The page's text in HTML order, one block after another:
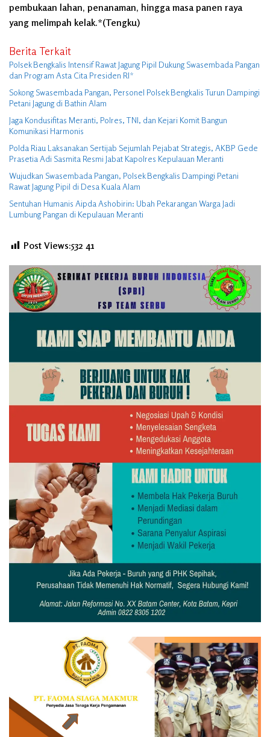
pembukaan lahan, penanaman, hingga masa panen raya
yang melimpah kelak.*(Tengku)
Berita Terkait
Polsek Bengkalis Intensif Rawat Jagung Pipil Dukung Swasembada Pangan
dan Program Asta Cita Presiden RI*
Sokong Swasembada Pangan, Personel Polsek Bengkalis Turun Dampingi
Petani Jagung di Bathin Alam
Jaga Kondusifitas Meranti, Polres, TNI, dan Kejari Komit Bangun
Komunikasi Harmonis
Polda Riau Laksanakan Sertijab Sejumlah Pejabat Strategis, AKBP Gede
Prasetia Adi Sasmita Resmi Jabat Kapolres Kepulauan Meranti
Wujudkan Swasembada Pangan, Polsek Bengkalis Dampingi Petani
Rawat Jagung Pipil di Desa Kuala Alam
Sentuhan Humanis Aipda Ashobirin: Ubah Pekarangan Warga Jadi
Lumbung Pangan di Kepulauan Meranti
Post Views:532 41